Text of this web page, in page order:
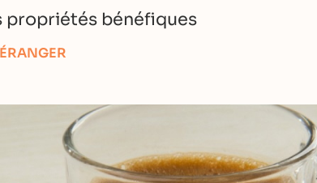
propriétés bénéfiques